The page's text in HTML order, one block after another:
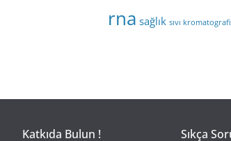
rna sağlık sıvı
Katkıda Bulun ! Sıkça